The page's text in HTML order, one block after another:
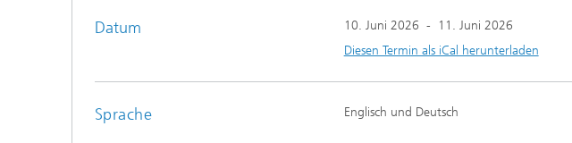
Modellreduktion
Optimierung von Dämmstoffen
Datum 10. Juni 2026 -
11. Juni 2026
Diesen Termin als iCal herunterladen
Sprache Englisch und Deutsch